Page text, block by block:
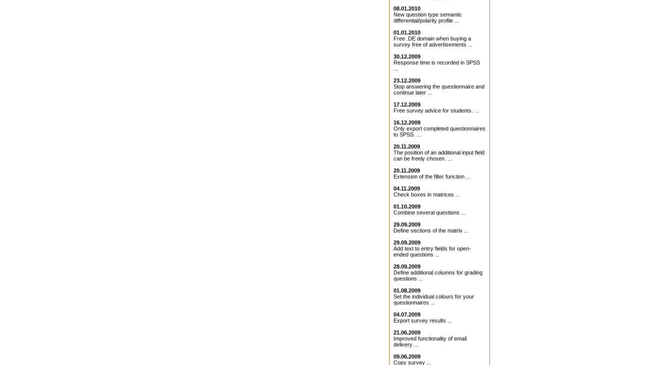
08.01.2010
New question type semantic
differential/polarity profile ...
01.01.2010
Free .DE domain when buying a
survey free of advertisements ...
30.12.2009
Response time is recorded in SPSS
23.12.2009
Stop answering the questionnaire and
continue later ...
17.12.2009
Free survey advice for students. ...
16.12.2009
Only export completed questionnaires
to SPSS. ...
20.11.2009
The position of an additional input field
can be freely chosen. ...
20.11.2009
Extension of the filter function ...
04.11.2009
Check boxes in matrices ...
01.10.2009
Combine several questions ...
29.09.2009
Define sections of the matrix ...
29.09.2009
Add text to entry fields for open-
ended questions ...
28.09.2009
Define additional columns for grading
questions ...
01.08.2009
Set the individual colours for your
questionnaires ...
04.07.2009
Export survey results ...
21.06.2009
Improved functionality of email
delivery ...
09.06.2009
Copy survey ...